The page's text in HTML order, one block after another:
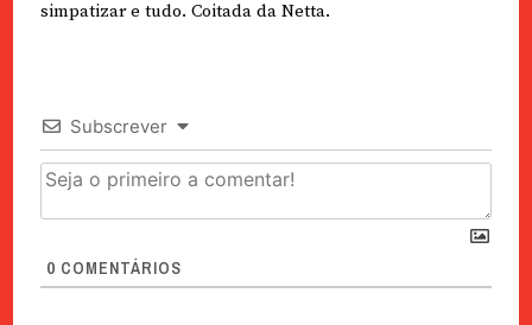
simpatizar e tudo. Coitada da Netta.
Subscrever
0 COMENTÁRIOS